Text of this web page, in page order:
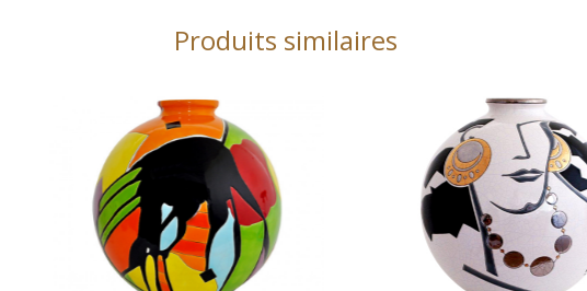
Produits similaires